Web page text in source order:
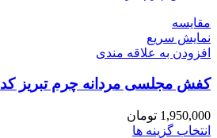
مقايسه
نمایش سریع
افزودن به علاقه مندی
کفش مجلسی مردانه چرم تبریز کد 114
1,950,000 تومان
انتخاب گزینه ها